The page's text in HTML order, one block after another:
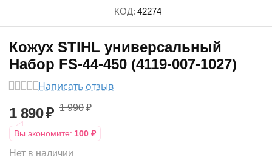
КОД: 42274
Кожух STIHL универсальный
Набор FS-44-450 (4119-007-1027)
Написать отзыв
1 890₽ 1 990 ₽
Вы экономите: 100 ₽
Нет в наличии